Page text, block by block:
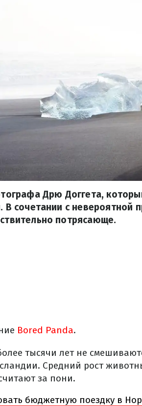
Дрю Доггета,
В сочетании с невероятной
потрясающе.
Bored Panda.
тысячи лет не
Средний рост
за пони.
бюджетную поездку в